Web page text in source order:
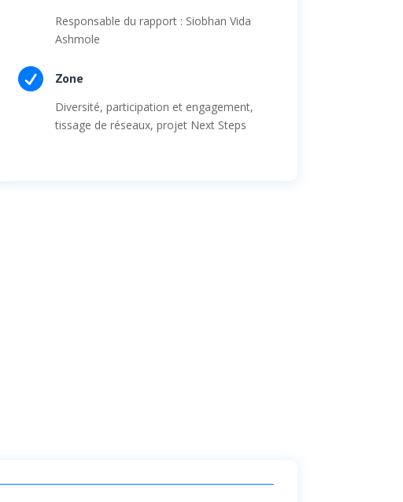
Responsable du rapport : Siobhan Vida
Ashmole
 Zone
Diversité, participation et engagement,
tissage de réseaux, projet Next Steps